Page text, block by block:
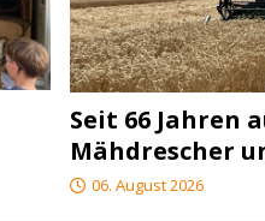
Seit 66 Jahren
Mähdrescher
06. August 2026